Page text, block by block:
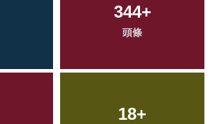
344+
頭條
18+